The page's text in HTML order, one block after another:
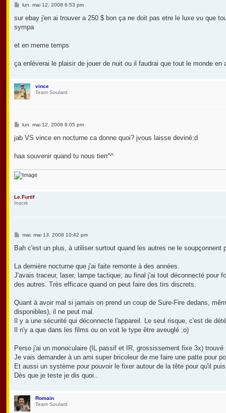
M
s
a
lun. mai 12, 2008 6:53 pm
sur ebay j'en ai trouver a 250 $ bon ça ne doit pas etre le luxe vu que
sympa
et en meme temps
ça enlèverai le plaisir de jouer de nuit ou il faudrai que tout le monde en
vince
Team Soulard
M
s
g
lun. mai 12, 2008 8:05 pm
jab VS vince en nocturne ca donne quoi? jvous laisse deviné:d
haa souvenir quand tu nous tien^^
Le.Furtif
Inscrit
M
s
g
mar. mai 13, 2008 10:42 pm
Bah c'est un plus, à utiliser surtout quand les autres ne le soupçonnent
La dernière nocturne que j'ai faite remonte à des années.
J'avais traceur, laser, lampe tactique; au final j'ai tout déconnecté pour
des autres. Très efficace quand on peut faire des tirs discrets.
Quant à avoir mal si jamais on prend un coup de Sure-Fire dedans,
disponibles), il ne peut mal.
Il y a une sécurité qui déconnecte l'appareil. Le seul risque, c'est de
Il n'y a que dans les films ou on voit le type être aveuglé ;o)
Perso j'ai un monoculaire (IL passif et IR, grossissement fixe 3x) trouvé
Je vais demander à un ami super bricoleur de me faire une patte pour
Et aussi un système pour pouvoir le fixer autour de la tête pour qu'il
Dès que je teste je dis quoi..
Romain
Team Soulard